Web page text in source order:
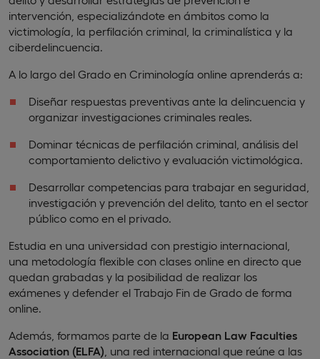
intervención, especializándote en ámbitos como la
victimología, la perfilación criminal, la criminalística y la
ciberdelincuencia.
A lo largo del Grado en Criminología online aprenderás a:
Diseñar respuestas preventivas ante la delincuencia y
organizar investigaciones criminales reales.
Dominar técnicas de perfilación criminal, análisis del
comportamiento delictivo y evaluación victimológica.
Desarrollar competencias para trabajar en seguridad,
investigación y prevención del delito, tanto en el sector
público como en el privado.
Estudia en una universidad con prestigio internacional,
una metodología flexible con clases online en directo que
quedan grabadas y la posibilidad de realizar los
exámenes y defender el Trabajo Fin de Grado de forma
online.
Además, formamos parte de la European Law Faculties
Association (ELFA) , una red internacional que reúne a las